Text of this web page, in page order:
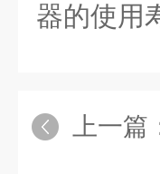
器的使用
上一篇